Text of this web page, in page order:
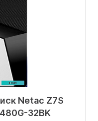
Netac Z7S
32BK